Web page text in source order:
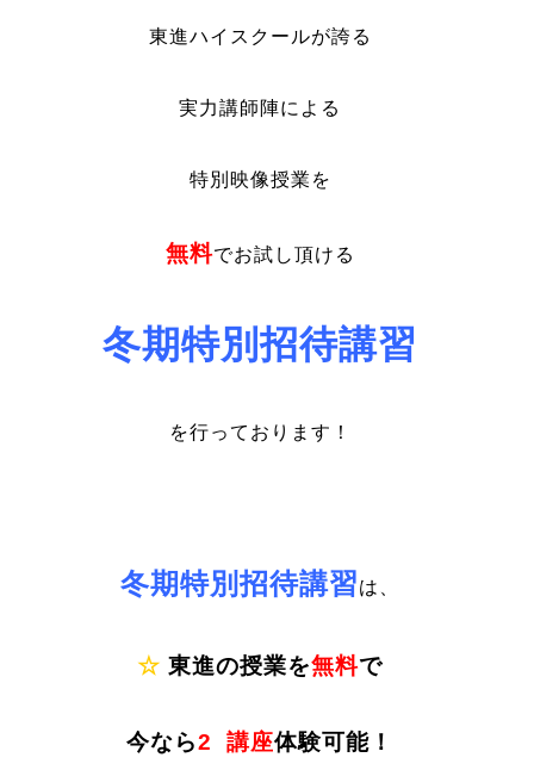
東進ハイスクールが誇る
実力講師陣による
特別映像授業を
無料でお試し頂ける
冬期特別招待講習
を行っております！
冬期特別招待講習は、
☆ 東進の授業を無料で
今なら2講座体験可能！